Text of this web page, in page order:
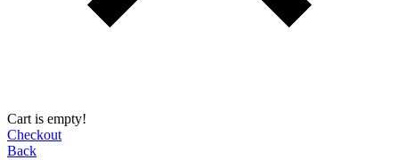
Cart is empty!
Checkout
Back